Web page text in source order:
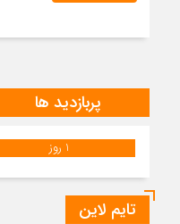
پربازدید ها
1 روز
تایم لاین